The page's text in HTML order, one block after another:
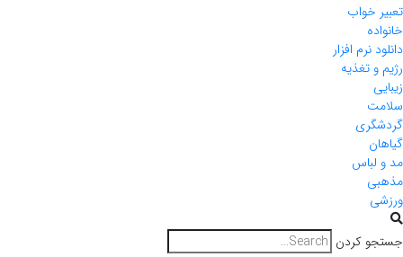
تعبیر خواب
خانواده
دانلود نرم افزار
رژیم و تغذیه
زیبایی
سلامت
گردشگری
گیاهان
مد و لباس
مذهبی
ورزشی
جستجو کردن